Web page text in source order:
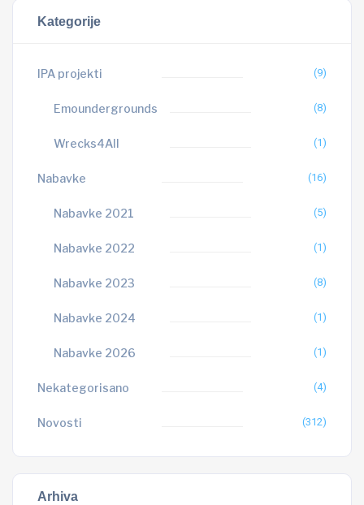
Kategorije
IPA projekti (9)
Emoundergrounds (8)
Wrecks4All (1)
Nabavke (16)
Nabavke 2021 (5)
Nabavke 2022 (1)
Nabavke 2023 (8)
Nabavke 2024 (1)
Nabavke 2026 (1)
Nekategorisano (4)
Novosti (312)
Arhiva